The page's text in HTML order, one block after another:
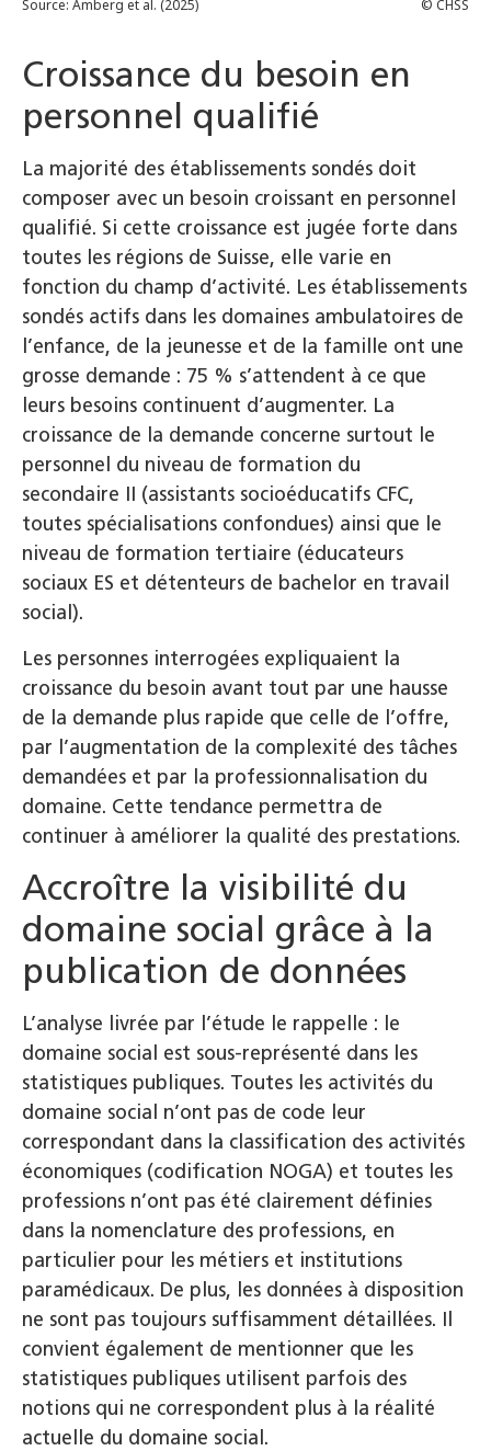
Croissance du besoin en
personnel qualifié
La majorité des établissements sondés doit
composer avec un besoin croissant en personnel
qualifié. Si cette croissance est jugée forte dans
toutes les régions de Suisse, elle varie en
fonction du champ d’activité. Les établissements
sondés actifs dans les domaines ambulatoires de
l’enfance, de la jeunesse et de la famille ont une
grosse demande : 75 % s’attendent à ce que
leurs besoins continuent d’augmenter. La
croissance de la demande concerne surtout le
personnel du niveau de formation du
secondaire II (assistants socioéducatifs CFC,
toutes spécialisations confondues) ainsi que le
niveau de formation tertiaire (éducateurs
sociaux ES et détenteurs de bachelor en travail
social).
Les personnes interrogées expliquaient la
croissance du besoin avant tout par une hausse
de la demande plus rapide que celle de l’offre,
par l’augmentation de la complexité des tâches
demandées et par la professionnalisation du
domaine. Cette tendance permettra de
continuer à améliorer la qualité des prestations.
Accroître la visibilité du
domaine social grâce à la
publication de données
L’analyse livrée par l’étude le rappelle : le
domaine social est sous-représenté dans les
statistiques publiques. Toutes les activités du
domaine social n’ont pas de code leur
correspondant dans la classification des activités
économiques (codification NOGA) et toutes les
professions n’ont pas été clairement définies
dans la nomenclature des professions, en
particulier pour les métiers et institutions
paramédicaux. De plus, les données à disposition
ne sont pas toujours suffisamment détaillées. Il
convient également de mentionner que les
statistiques publiques utilisent parfois des
notions qui ne correspondent plus à la réalité
actuelle du domaine social.